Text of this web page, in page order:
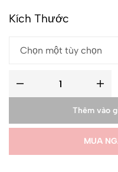
Kích Thước
Thêm vào
MUA